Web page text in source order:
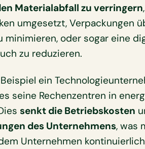
Materialabfall zu verringern
umgesetzt, Verpackungen
minimieren, oder sogar eine
zu reduzieren.
ein
seine Rechenzentren in
senkt die Betriebskosten
des Unternehmens, was
Unternehmen